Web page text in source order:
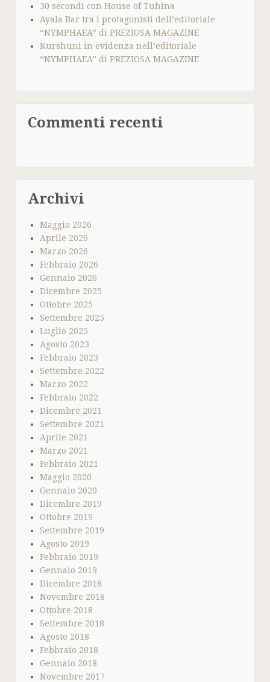
30 secondi con House of Tuhina
Ayala Bar tra i protagonisti dell’editoriale
“NYMPHAEA” di PREZIOSA MAGAZINE
Kurshuni in evidenza nell’editoriale
“NYMPHAEA” di PREZIOSA MAGAZINE
Commenti recenti
Archivi
Maggio 2026
Aprile 2026
Marzo 2026
Febbraio 2026
Gennaio 2026
Dicembre 2025
Ottobre 2025
Settembre 2025
Luglio 2025
Agosto 2023
Febbraio 2023
Settembre 2022
Marzo 2022
Febbraio 2022
Dicembre 2021
Settembre 2021
Aprile 2021
Marzo 2021
Febbraio 2021
Maggio 2020
Gennaio 2020
Dicembre 2019
Ottobre 2019
Settembre 2019
Agosto 2019
Febbraio 2019
Gennaio 2019
Dicembre 2018
Novembre 2018
Ottobre 2018
Settembre 2018
Agosto 2018
Febbraio 2018
Gennaio 2018
Novembre 2017